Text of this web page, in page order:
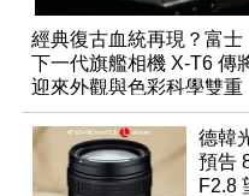
經典復古血統再現？富士
下一代旗艦相機 X-T6 傳
迎來外觀與色彩科學雙重
優化
德韓
預告
F2.8